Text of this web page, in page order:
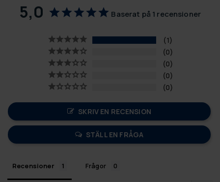
5,0 Baserat på 1 recensioner
1
0
0
0
0
SKRIV EN RECENSION
STÄLL EN FRÅGA
Recensioner Frågor